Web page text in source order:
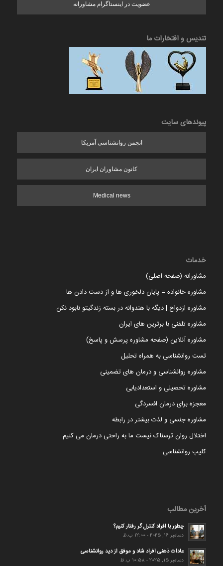
عضویت در اینستاگرام مشاورانه
تندیس و افتخارات ما
پیوندهای سایت
انجمن روانشناسی آمریکا
کانون مشاوران ایران
Medical news
خدمات
مشاورانه (صفحه اصلی)
مشاوره خانواده = پایان دلخوری ها و از دست دادن ها
مشاوره ازدواج | دیگه با هندوانه در بسته زندگیتو نابود نکن
مشاوره تلفنی با برترین های ایران
مشاوره آنلاین (صفحه مشاوره پرسش و پاسخ)
تست روانشناسی به همراه تحلیل
مشاوره روانشناسی و درمان های تضمینی
مشاوره تحصیلی و استعدادیابی
معجزه برای درمان افسردگی
مشاوره جنسی و لذت بیشتر در رابطه
اختلال روان ترسناک نیست ما به راحتی درمان می کنیم
کلیپ روانشناسی
آخرین مطالب
چطور با افراد کنترل گر رفتار کنیم؟
دسامبر 16, 2025 - 12:00 ب.ظ
عادات ذهنی افراد شاد و موفق از دید روانشناسی
دسامبر 15, 2025 - 10:58 ب.ظ